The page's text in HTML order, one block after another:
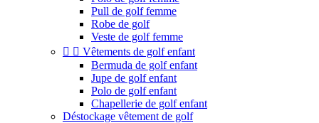
Pull de golf femme
Robe de golf
Veste de golf femme
  Vêtements de golf enfant
Bermuda de golf enfant
Jupe de golf enfant
Polo de golf enfant
Chapellerie de golf enfant
Déstockage vêtement de golf